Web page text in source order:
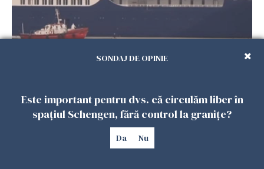
12 MAI 2026
SONDAJ DE OPINIE
Este important pentru dvs. că circulăm liber în
spațiul Schengen, fără control la granițe?
Da Nu